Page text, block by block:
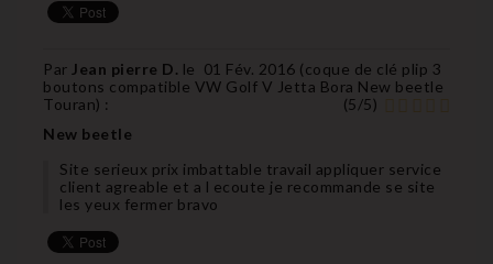
Par Jean pierre D. le 01 Fév. 2016 (coque de clé plip 3
boutons compatible VW Golf V Jetta Bora New beetle
Touran) : (5/5)
New beetle
Site serieux prix imbattable travail appliquer service
client agreable et a l ecoute je recommande se site
les yeux fermer bravo